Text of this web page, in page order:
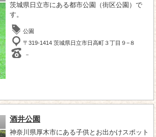
茨城県日立市にある都市公園（街区公園）で
す。
公園
〒319-1414 茨城県日立市日高町３丁目９−８
－
酒井公園
神奈川県厚木市にある子供とお出かけスポット